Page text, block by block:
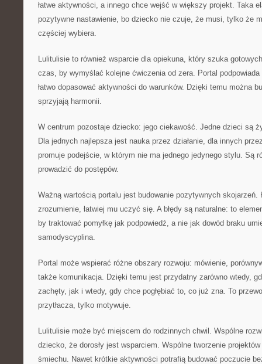
łatwe aktywności, a innego chce wejść w większy projekt. Taka
pozytywne nastawienie, bo dziecko nie czuje, że musi, tylko że
częściej wybiera.
Lulitulisie to również wsparcie dla opiekuna, który szuka
czas, by wymyślać kolejne ćwiczenia od zera. Portal
łatwo dopasować aktywności do warunków. Dzięki temu można
sprzyjają harmonii.
W centrum pozostaje dziecko: jego ciekawość. Jedne dzieci są
Dla jednych najlepsza jest nauka przez działanie, dla innych
promuje podejście, w którym nie ma jednego jedynego stylu. Są
prowadzić do postępów.
Ważną wartością portalu jest budowanie pozytywnych skojarzeń.
zrozumienie, łatwiej mu uczyć się. A błędy są naturalne: to
by traktować pomyłkę jak podpowiedź, a nie jak dowód braku
samodyscyplina.
Portal może wspierać różne obszary rozwoju: mówienie,
także komunikacja. Dzięki temu jest przydatny zarówno wtedy,
zachęty, jak i wtedy, gdy chce pogłębiać to, co już zna. To
przytłacza, tylko motywuje.
Lulitulisie może być miejscem do rodzinnych chwil. Wspólne
dziecko, że dorosły jest wsparciem. Wspólne tworzenie
śmiechu. Nawet krótkie aktywności potrafią budować poczucie